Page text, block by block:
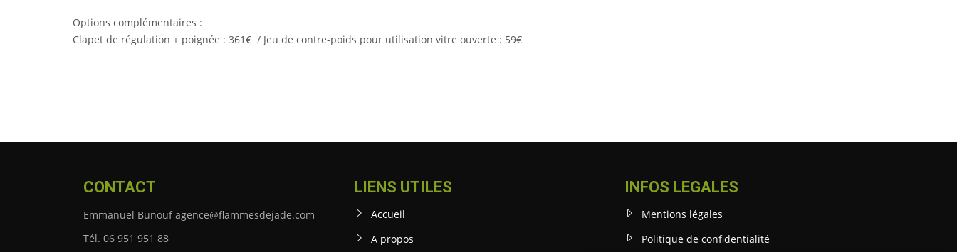
Options complémentaires :
Clapet de régulation + poignée : 361€ / Jeu de contre-poids pour utilisation vitre ouverte : 59€
CONTACT
Emmanuel Bunouf agence@flammesdejade.com
Tél. 06 951 951 88
LIENS UTILES
Accueil
A propos
INFOS LEGALES
Mentions légales
Politique de confidentialité